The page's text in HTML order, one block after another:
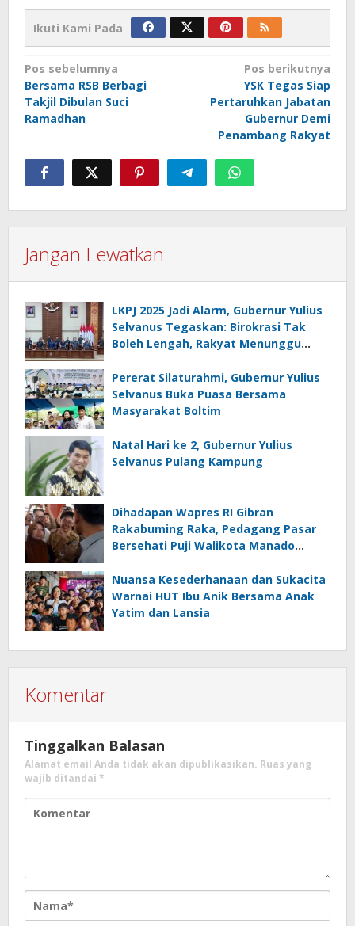
Ikuti Kami Pada
Navigasi
pos
Pos sebelumnya
Bersama RSB Berbagi
Takjil Dibulan Suci
Ramadhan
Pos berikutnya
YSK Tegas Siap
Pertaruhkan Jabatan
Gubernur Demi
Penambang Rakyat
Jangan Lewatkan
LKPJ 2025 Jadi Alarm, Gubernur Yulius
Selvanus Tegaskan: Birokrasi Tak
Boleh Lengah, Rakyat Menunggu
Pererat Silaturahmi, Gubernur Yulius
Selvanus Buka Puasa Bersama
Masyarakat Boltim
Natal Hari ke 2, Gubernur Yulius
Selvanus Pulang Kampung
Dihadapan Wapres RI Gibran
Rakabuming Raka, Pedagang Pasar
Bersehati Puji Walikota Manado
Nuansa Kesederhanaan dan Sukacita
Warnai HUT Ibu Anik Bersama Anak
Yatim dan Lansia
Komentar
Tinggalkan Balasan
Alamat email Anda tidak akan dipublikasikan. Ruas yang
wajib ditandai *